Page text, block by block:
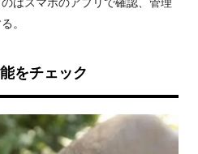
はスマホのアプリで確認、管理
。
をチェック